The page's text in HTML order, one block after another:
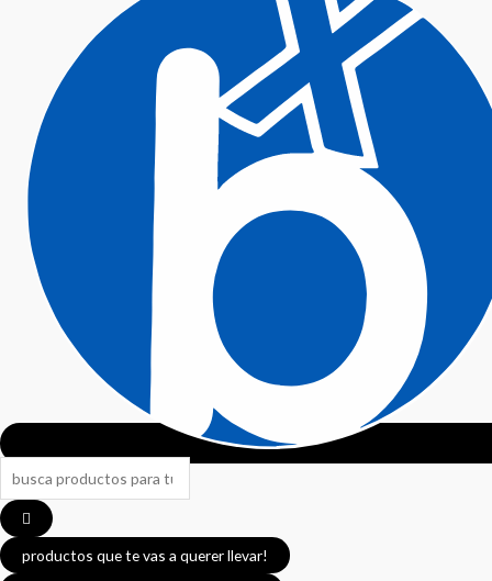
productos que te vas a querer llevar!